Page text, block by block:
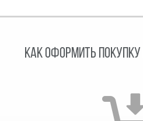
КАК ОФОРМИТЬ ПОКУПКУ